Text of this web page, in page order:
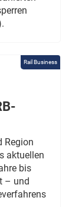
Rail Business
Region
aktuellen
bis
– und